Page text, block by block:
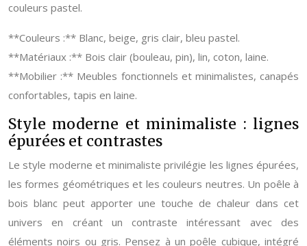
couleurs pastel.
**Couleurs :** Blanc, beige, gris clair, bleu pastel.
**Matériaux :** Bois clair (bouleau, pin), lin, coton, laine.
**Mobilier :** Meubles fonctionnels et minimalistes, canapés
confortables, tapis en laine.
Style moderne et minimaliste : lignes
épurées et contrastes
Le style moderne et minimaliste privilégie les lignes épurées,
les formes géométriques et les couleurs neutres. Un poêle à
bois blanc peut apporter une touche de chaleur dans cet
univers en créant un contraste intéressant avec des
éléments noirs ou gris. Pensez à un poêle cubique, intégré